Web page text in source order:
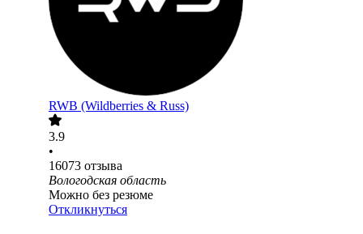
RWB (Wildberries & Russ)
3.9
•
16073 отзыва
Вологодская область
Можно без резюме
Откликнуться